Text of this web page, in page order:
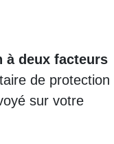
à deux facteurs
de protection
sur votre